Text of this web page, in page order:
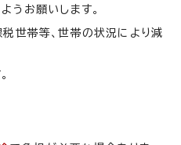
うお願いします。
世帯等、世帯の状況により減